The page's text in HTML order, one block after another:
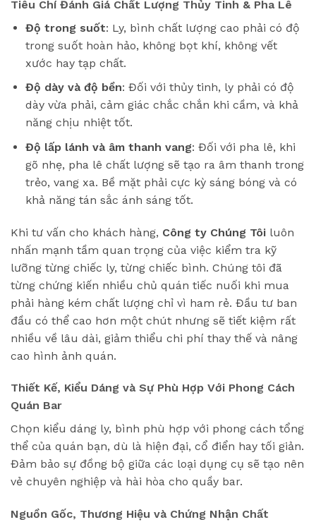
Tiêu Chí Đánh Giá Chất Lượng Thủy Tinh & Pha Lê
Độ trong suốt: Ly, bình chất lượng cao phải có độ
trong suốt hoàn hảo, không bọt khí, không vết
xước hay tạp chất.
Độ dày và độ bền: Đối với thủy tinh, ly phải có độ
dày vừa phải, cảm giác chắc chắn khi cầm, và khả
năng chịu nhiệt tốt.
Độ lấp lánh và âm thanh vang: Đối với pha lê, khi
gõ nhẹ, pha lê chất lượng sẽ tạo ra âm thanh trong
trẻo, vang xa. Bề mặt phải cực kỳ sáng bóng và có
khả năng tán sắc ánh sáng tốt.
Khi tư vấn cho khách hàng, Công ty Chúng Tôi luôn
nhấn mạnh tầm quan trọng của việc kiểm tra kỹ
lưỡng từng chiếc ly, từng chiếc bình. Chúng tôi đã
từng chứng kiến nhiều chủ quán tiếc nuối khi mua
phải hàng kém chất lượng chỉ vì ham rẻ. Đầu tư ban
đầu có thể cao hơn một chút nhưng sẽ tiết kiệm rất
nhiều về lâu dài, giảm thiểu chi phí thay thế và nâng
cao hình ảnh quán.
Thiết Kế, Kiểu Dáng và Sự Phù Hợp Với Phong Cách
Quán Bar
Chọn kiểu dáng ly, bình phù hợp với phong cách tổng
thể của quán bạn, dù là hiện đại, cổ điển hay tối giản.
Đảm bảo sự đồng bộ giữa các loại dụng cụ sẽ tạo nên
vẻ chuyên nghiệp và hài hòa cho quầy bar.
Nguồn Gốc, Thương Hiệu và Chứng Nhận Chất